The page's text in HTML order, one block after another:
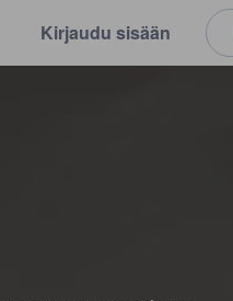
Kirjaudu sisään